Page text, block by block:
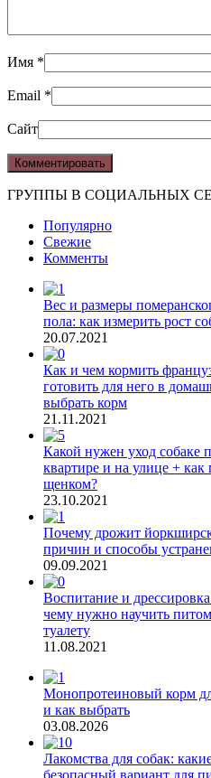
Имя *
Email *
Сайт
ГРУППЫ В СОЦИАЛЬНЫХ
Популярно
Свежие
Комменты
Вес и размеры
пола: как измерить рост
20.07.2021
Как и чем кормить
готовить для него в
выбрать корм
21.11.2021
Какой нужен уход собаке
квартире и на улице + как
щенком?
23.10.2021
Почему дрожит
причин и способы
09.09.2021
Воспитание и
чему нужно научить
туалету
11.08.2021
Монопротеиновый корм
и как выбрать
03.08.2026
Лакомства для собак: